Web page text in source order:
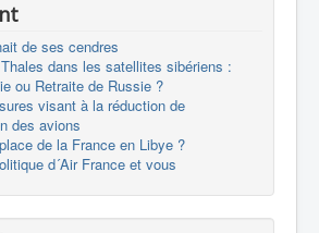
de ses cendres
dans les satellites sibériens :
ou Retraite de Russie ?
visant à la réduction de
des avions
de la France en Libye ?
d´Air France et vous